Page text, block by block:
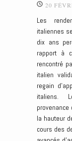
20
Les
italiennes
dix ans
rapport à
rencontré
italien
regain
italiens.
la hauteur
cours des